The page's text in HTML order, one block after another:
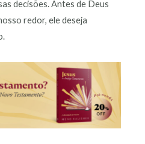
decisões. Antes de Deus
redor, ele deseja